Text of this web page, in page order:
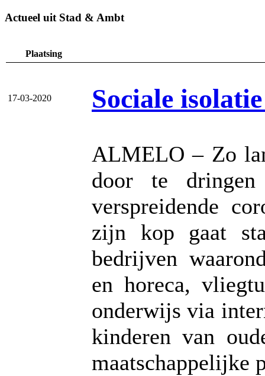
Actueel uit Stad & Ambt
Plaatsing
17-03-2020 Sociale
ALMELO – Zo
door te
verspreidende
zijn kop gaat
bedrijven
en horeca,
onderwijs via
kinderen van
maatschappelijke